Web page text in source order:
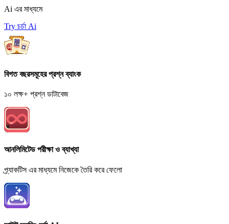
Ai এর মাধ্যমে
Try চর্চা Ai
বিগত বছরসমূহের প্রশ্ন ব্যাংক
১০ লক্ষ+ প্রশ্ন ডাটাবেজ
আনলিমিটেড পরীক্ষা ও ব্যাখ্যা
প্র্যাকটিস এর মাধ্যমে নিজেকে তৈরি করে ফেলো